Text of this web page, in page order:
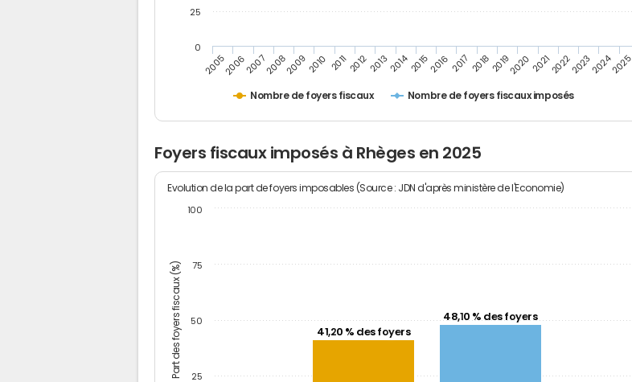
Nombre de foyers fiscaux Nombre de foyers fiscaux imposés
200520062007200820092010 201120122013201420152016 2017 20182019202020212022202320242025
0
25
Foyers fiscaux imposés à Rhèges en 2025
Part des foyers fiscaux (%)
Evolution de la part de foyers imposables (Source : JDN d'après ministère de l'Economie)
41,20 % des foyers
48,10 % des foyers
25
50
75
100